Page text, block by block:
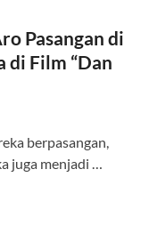
Pasangan di
di Film “Dan
berpasangan,
juga menjadi …